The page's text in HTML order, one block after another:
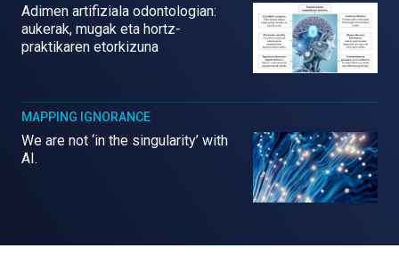
Adimen artifiziala odontologian:
aukerak, mugak eta hortz-
praktikaren etorkizuna
MAPPING IGNORANCE
We are not ‘in the singularity’ with
AI.